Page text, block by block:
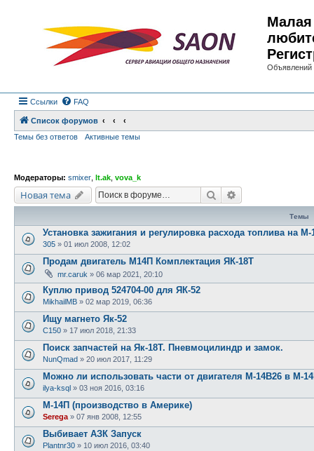
Малая
Объявлений
Ссылки FAQ
Список форумов
Темы без ответов
Активные темы
Модераторы: smixer lt.ak vova_k
Новая тема Поиск
Темы
Установка зажигания и регулировка расхода топлива на М-
305 » 01 июл 2008, 12:02
Продам двигатель М14П Комплектация ЯК-18Т
mr.caruk » 06 мар 2021, 20:10
Куплю привод 524704-00 для ЯК-52
MikhailMB » 02 мар 2019, 06:36
Ищу магнето Як-52
C150 » 17 июл 2018, 21:33
Поиск запчастей на Як-18Т. Пневмоцилиндр и замок.
NunQmad » 20 июл 2017, 11:29
Можно ли использовать части от двигателя М-14В26 в М-
ilya-ksql » 03 ноя 2016, 03:16
М-14П (производство в Америке)
Serega » 07 янв 2008, 12:55
Выбивает АЗК Запуск
Plantnr30 » 10 июл 2016, 03:40